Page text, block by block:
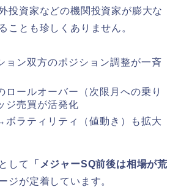
投資家などの機関投資家が膨大な
ことも珍しくありません。
ョン双方のポジション調整が一斉
ロールオーバー（次限月への乗り
ジ売買が活発化
ラティリティ（値動き）も拡大
して
「メジャーSQ前後は相場が荒
ジが定着しています。